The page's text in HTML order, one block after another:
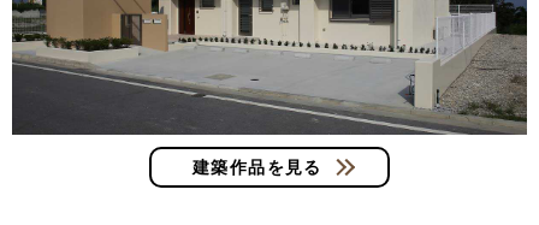
建築作品を見る